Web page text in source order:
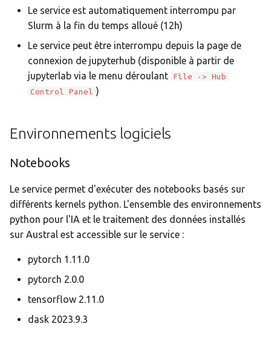
Le service est automatiquement interrompu par
Slurm à la fin du temps alloué (12h)
Le service peut être interrompu depuis la page de
connexion de jupyterhub (disponible à partir de
jupyterlab via le menu déroulant File -> Hub
Control Panel )
Environnements logiciels
Notebooks
Le service permet d'exécuter des notebooks basés sur
différents kernels python. L'ensemble des environnements
python pour l'IA et le traitement des données installés
sur Austral est accessible sur le service :
pytorch 1.11.0
pytorch 2.0.0
tensorflow 2.11.0
dask 2023.9.3